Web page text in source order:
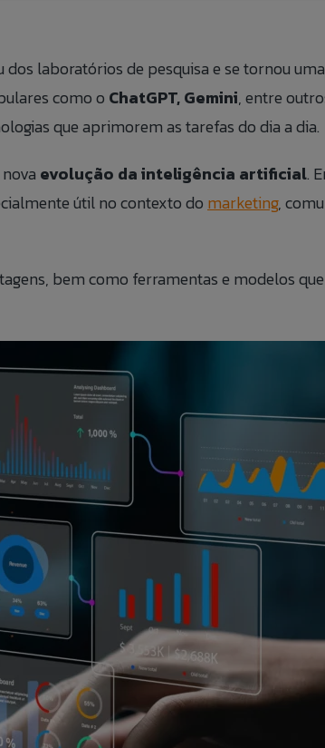
ÁREA DO COLABORADOR
FALE CONOSO
CANAL DE ÉTICA
dos laboratórios de pesquisa e se tornou
como o ChatGPT, Gemini, entre
que aprimorem as tarefas do dia a dia.
evolução da inteligência artificial.
útil no contexto do marketing,
bem como ferramentas e modelos